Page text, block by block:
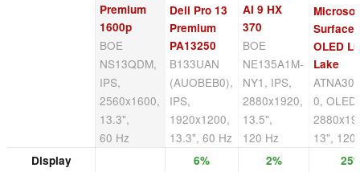
Premium
1600p
BOE
NS13QDM,
IPS,
2560x1600,
13.3",
60 Hz
Dell Pro 13
Premium
PA13250
B133UAN
(AUOBEB0),
IPS,
1920x1200,
13.3", 60 Hz
AI 9 HX
370
BOE
NE135A1M-
NY1, IPS,
2880x1920,
13.5",
120 Hz
Surface
OLED
Lake
0, OLED,
13", 120
Display 6% 2%